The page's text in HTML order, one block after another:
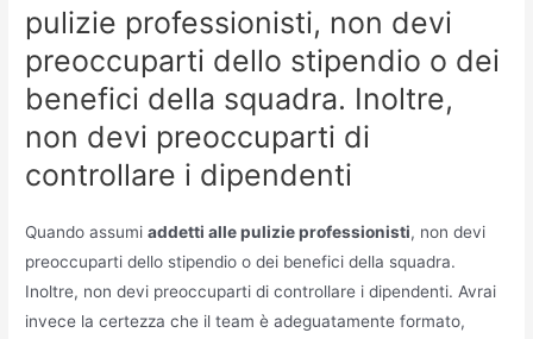
pulizie professionisti, non devi
preoccuparti dello stipendio o dei
benefici della squadra. Inoltre,
non devi preoccuparti di
controllare i dipendenti
Quando assumiaddetti alle pulizie professionisti, non devi
preoccuparti dello stipendio o dei benefici della squadra.
Inoltre, non devi preoccuparti di controllare i dipendenti. Avrai
invece la certezza che il team è adeguatamente formato,